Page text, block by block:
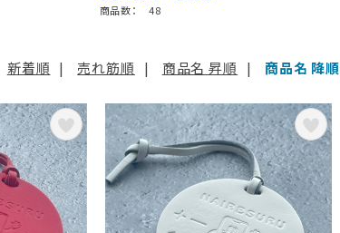
商品数： 48
新着順 | 売れ筋順 | 商品名 昇順 | 商品名 降順